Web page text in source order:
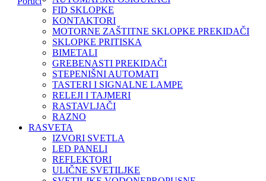
FID SKLOPKE
KONTAKTORI
MOTORNE ZAŠTITNE SKLOPKE PREKIDAČI
SKLOPKE PRITISKA
BIMETALI
GREBENASTI PREKIDAČI
STEPENIŠNI AUTOMATI
TASTERI I SIGNALNE LAMPE
RELEJI I TAJMERI
RASTAVLJAČI
RAZNO
RASVETA
IZVORI SVETLA
LED PANELI
REFLEKTORI
ULIČNE SVETILJKE